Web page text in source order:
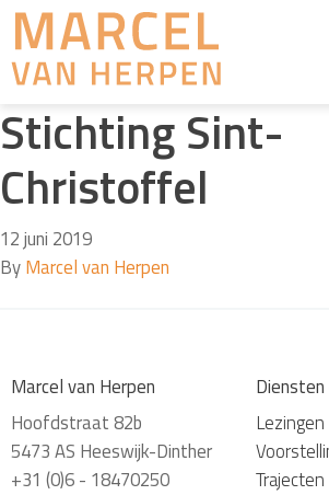
Stichting Sint-
Christoffel
12 juni 2019
ByMarcel van Herpen
Marcel van Herpen
Hoofdstraat 82b
5473 AS Heeswijk-Dinther
+31 (0)6 - 18470250
Trajecten